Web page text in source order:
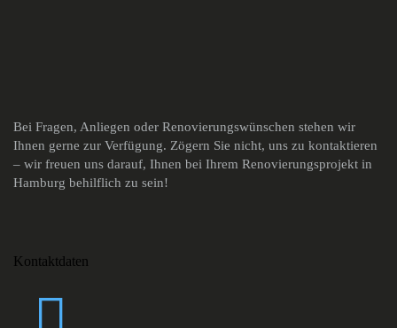
Bei Fragen, Anliegen oder Renovierungswünschen stehen wir
Ihnen gerne zur Verfügung. Zögern Sie nicht, uns zu kontaktieren
– wir freuen uns darauf, Ihnen bei Ihrem Renovierungsprojekt in
Hamburg behilflich zu sein!
Kontaktdaten